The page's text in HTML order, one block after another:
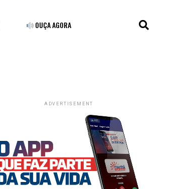
OUÇA AGORA
ADVERTISEMENT